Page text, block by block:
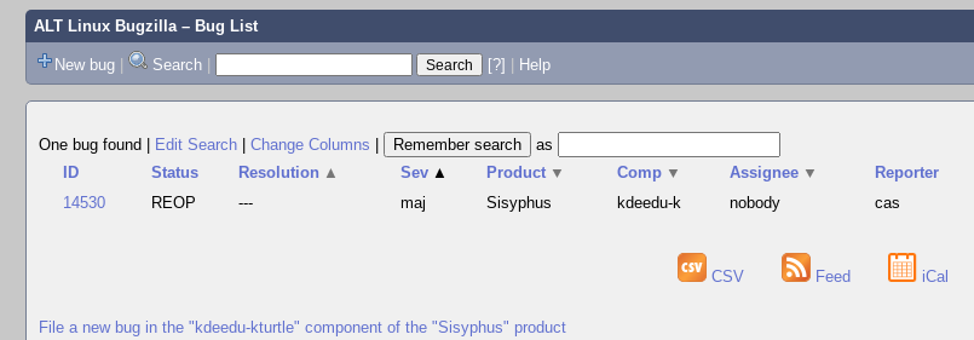
ALT Linux Bugzilla– Bug List
New bug | Search | [?] | Help
One bug found
Edit Search Change Columns
as
ID
Status Resolution ▲ Sev ▲ Product ▼ Comp ▼ Assignee ▼ Reporter
14530
REOP --- maj Sisyphus kdeedu-k nobody cas
CSV Feed iCal
File a new bug in the "kdeedu-kturtle" component of the "Sisyphus" product